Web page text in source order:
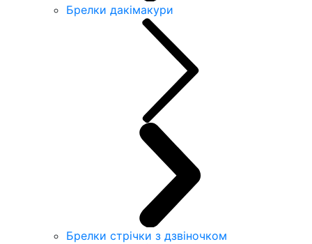
Брелки дакімакури
Брелки стрічки з дзвіночком